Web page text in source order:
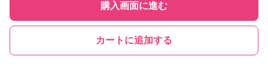
購入画面に進む
カートに追加する